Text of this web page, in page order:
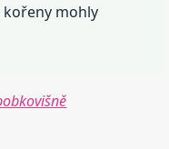
mohly